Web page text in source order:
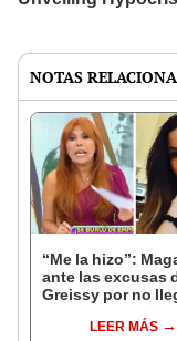
NOTAS
“Me la hizo”:
ante las excusas
Greissy por no
boletosLEER MÁS